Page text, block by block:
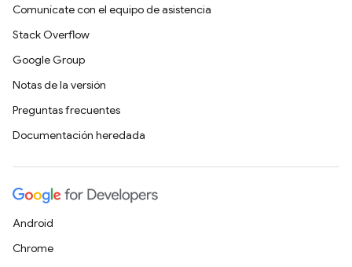
Comunícate con el equipo de asistencia
Stack Overflow
Google Group
Notas de la versión
Preguntas frecuentes
Documentación heredada
Android
Chrome